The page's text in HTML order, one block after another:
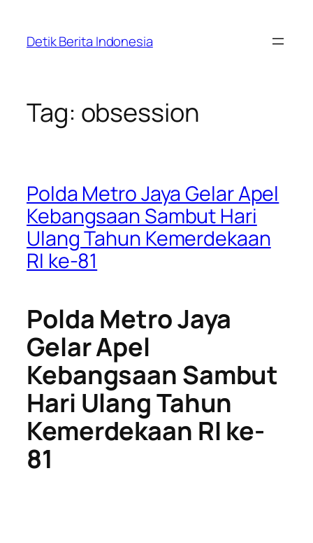
content
Detik Berita Indonesia
Tag: obsession
Polda Metro Jaya Gelar Apel
Kebangsaan Sambut Hari
Ulang Tahun Kemerdekaan
RI ke-81
Polda Metro Jaya
Gelar Apel
Kebangsaan Sambut
Hari Ulang Tahun
Kemerdekaan RI ke-
81